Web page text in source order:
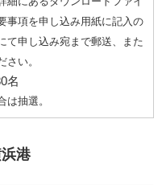
事項を申し込み用紙に記入の
て申し込み宛まで郵送、また
さい。
名
は抽選。
港